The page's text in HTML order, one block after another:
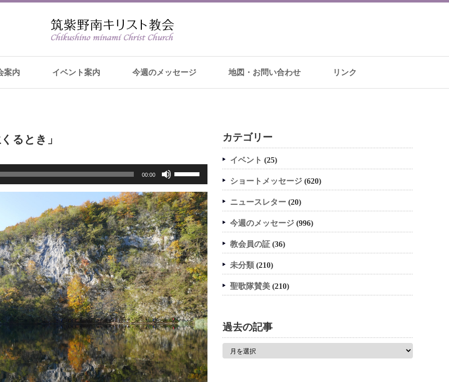
案内 イベント案内 今週のメッセージ 地図・お問い合わせ リンク
るとき」
00:00
ュ
ー
ム
調
節
に
は
上
下
矢
印
キ
ー
を
使
っ
て
カテゴリー
イベント (25)
ショートメッセージ (620)
ニュースレター (20)
今週のメッセージ (996)
教会員の証 (36)
未分類 (210)
聖歌隊賛美 (210)
過去の記事